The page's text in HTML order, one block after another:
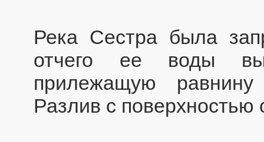
Река Сестра была
отчего ее воды
прилежащую
Разлив с поверхностью